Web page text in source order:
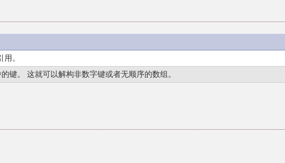
。
键。 这就可以解构非数字键或者无顺序的数组。